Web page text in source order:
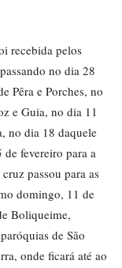
recebida pelos
no dia 28
Pêra e Porches, no
e Guia, no dia 11
no dia 18 daquele
fevereiro para a
passou para as
domingo, 11 de
Boliqueime,
de São
onde ficará até ao